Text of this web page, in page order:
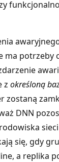
ma potrzeby
z określoną
DNN
się, gdy
a replika